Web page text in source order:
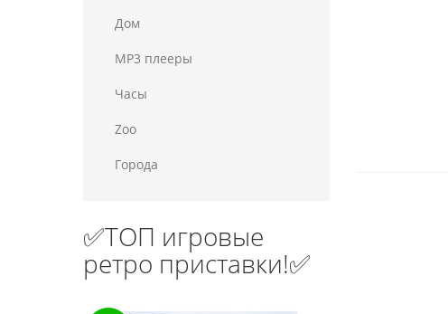
Дом
MP3 плееры
Часы
Zoo
Города
✅ТОП игровые
ретро приставки!✅